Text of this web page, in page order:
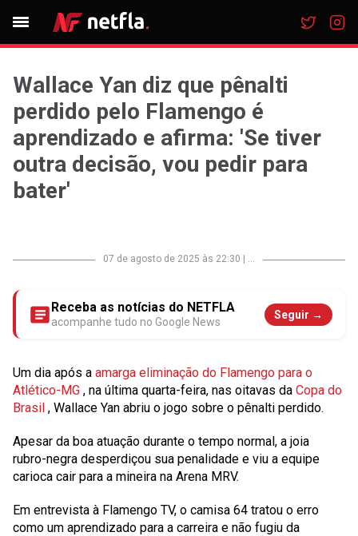
Wallace Yan diz que pênalti
perdido pelo Flamengo é
aprendizado e afirma: 'Se tiver
outra decisão, vou pedir para
bater'
07 de agosto de 2025 às 22:30 ...
Receba as notícias do NETFLA
acompanhe tudo no Google News
Seguir →
Um dia após a amarga eliminação do Flamengo para o
Atlético-MG , na última quarta-feira, nas oitavas da Copa do
Brasil , Wallace Yan abriu o jogo sobre o pênalti perdido.
Apesar da boa atuação durante o tempo normal, a joia
rubro-negra desperdiçou sua penalidade e viu a equipe
carioca cair para a mineira na Arena MRV.
Em entrevista à Flamengo TV, o camisa 64 tratou o erro
como um aprendizado para a carreira e não fugiu da